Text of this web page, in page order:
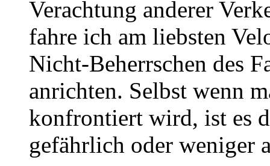
Verachtung anderer
fahre ich am liebsten
Nicht-Beherrschen des
anrichten. Selbst wenn
konfrontiert wird, ist es
gefährlich oder weniger